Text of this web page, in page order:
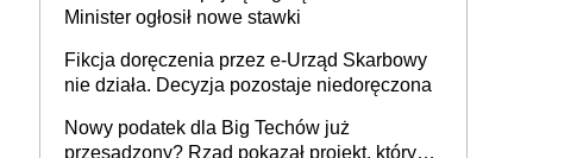
racjonalnym wyjściem
Minister ogłosił nowe stawki
Fikcja doręczenia przez e-Urząd Skarbowy
nie działa. Decyzja pozostaje niedoręczona
Nowy podatek dla Big Techów już
przesądzony? Rząd pokazał projekt, który